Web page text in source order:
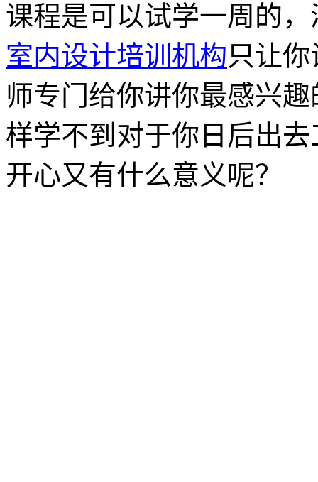
课程是可以试学一周的
室内设计培训机构只让
师专门给你讲你最感兴
样学不到对于你日后出
开心又有什么意义呢？